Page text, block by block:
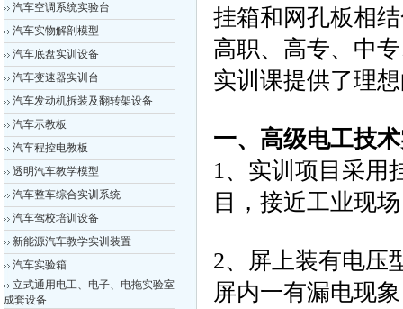
汽车空调系统实验台
汽车实物解剖模型
汽车底盘实训设备
汽车变速器实训台
汽车发动机拆装及翻转架设备
汽车示教板
汽车程控电教板
透明汽车教学模型
汽车整车综合实训系统
汽车驾校培训设备
新能源汽车教学实训装置
汽车实验箱
立式通用电工、电子、电拖实验室
成套设备
挂箱和网孔板相
高职、高专、中
实训课提供了理
一、高级电工技
1、实训项目采用
目，接近工业现
2、屏上装有电压
屏内一有漏电现